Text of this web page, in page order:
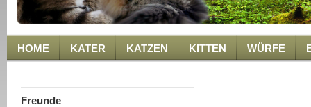
HOME KATER KATZEN KITTEN WÜRFE
Freunde